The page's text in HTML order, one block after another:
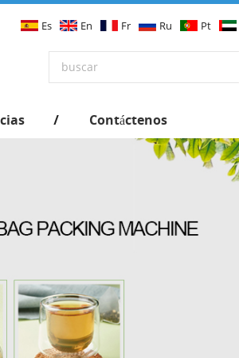
Es En Fr Ru Pt
Contáctenos